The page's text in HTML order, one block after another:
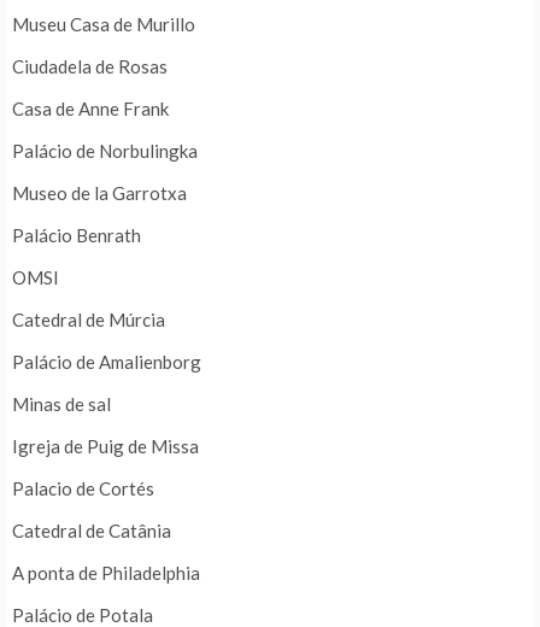
Museu Casa de Murillo
Ciudadela de Rosas
Casa de Anne Frank
Palácio de Norbulingka
Museo de la Garrotxa
Palácio Benrath
OMSI
Catedral de Múrcia
Palácio de Amalienborg
Minas de sal
Igreja de Puig de Missa
Palacio de Cortés
Catedral de Catânia
A ponta de Philadelphia
Palácio de Potala